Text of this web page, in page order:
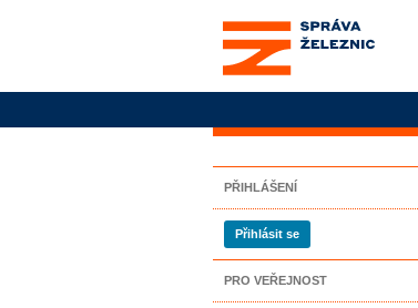
Správa železnic, státní
organizace
PŘIHLÁŠENÍ
Přihlásit se
PRO VEŘEJNOST